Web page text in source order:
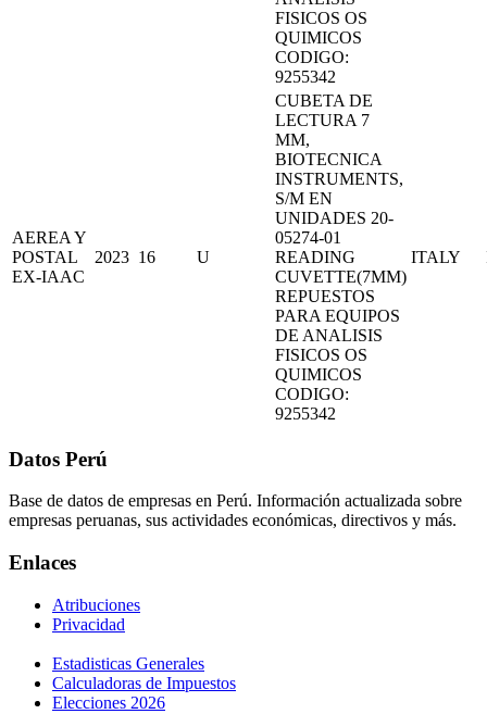
FISICOS OS
QUIMICOS
CODIGO:
9255342
AEREA Y
POSTAL
EX-IAAC
2023 16 U
CUBETA DE
LECTURA 7
MM,
BIOTECNICA
INSTRUMENTS,
S/M EN
UNIDADES 20-
05274-01
READING
CUVETTE(7MM)
REPUESTOS
PARA EQUIPOS
DE ANALISIS
FISICOS OS
QUIMICOS
CODIGO:
9255342
ITALY
Datos Perú
Base de datos de empresas en Perú. Información actualizada sobre
empresas peruanas, sus actividades económicas, directivos y más.
Enlaces
Atribuciones
Privacidad
Estadisticas Generales
Calculadoras de Impuestos
Elecciones 2026